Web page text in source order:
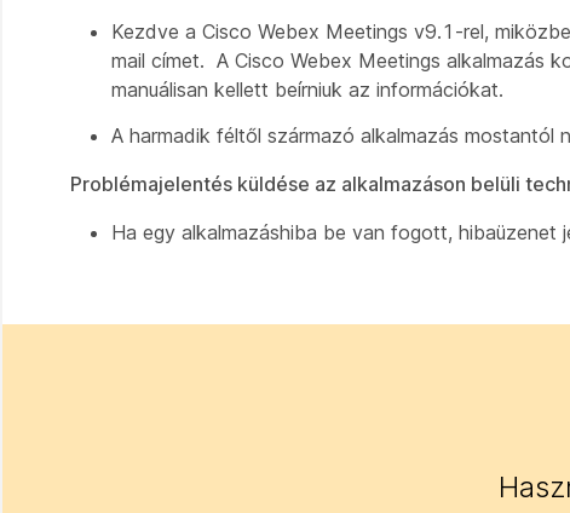
Kezdve a Cisco Webex Meetings v9.1-rel,
mail címet. A Cisco Webex Meetings alkalmazás
manuálisan kellett beírniuk az információkat.
A harmadik féltől származó alkalmazás
Problémajelentés küldése az alkalmazáson belüli
Ha egy alkalmazáshiba be van fogott, hibaüzenet